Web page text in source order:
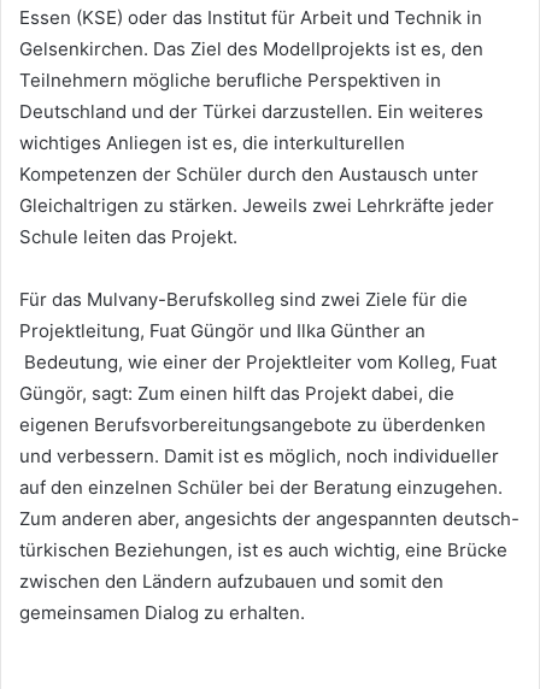
Essen (KSE) oder das Institut für Arbeit und Technik in
Gelsenkirchen. Das Ziel des Modellprojekts ist es, den
Teilnehmern mögliche berufliche Perspektiven in
Deutschland und der Türkei darzustellen. Ein weiteres
wichtiges Anliegen ist es, die interkulturellen
Kompetenzen der Schüler durch den Austausch unter
Gleichaltrigen zu stärken. Jeweils zwei Lehrkräfte jeder
Schule leiten das Projekt.
Für das Mulvany-Berufskolleg sind zwei Ziele für die
Projektleitung, Fuat Güngör und Ilka Günther an
Bedeutung, wie einer der Projektleiter vom Kolleg, Fuat
Güngör, sagt: Zum einen hilft das Projekt dabei, die
eigenen Berufsvorbereitungsangebote zu überdenken
und verbessern. Damit ist es möglich, noch individueller
auf den einzelnen Schüler bei der Beratung einzugehen.
Zum anderen aber, angesichts der angespannten deutsch-
türkischen Beziehungen, ist es auch wichtig, eine Brücke
zwischen den Ländern aufzubauen und somit den
gemeinsamen Dialog zu erhalten.